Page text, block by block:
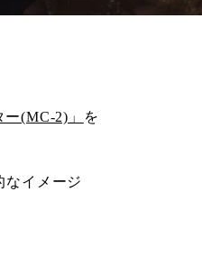
ー(MC-2)」
を
なイメージ